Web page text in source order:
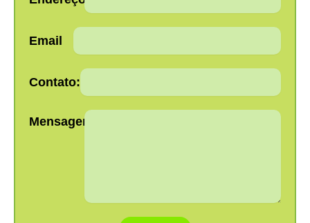
Email
Contato:
Mensagem: